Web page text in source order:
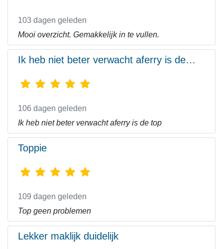
103 dagen geleden
Mooi overzicht. Gemakkelijk in te vullen.
Ik heb niet beter verwacht aferry is de…
106 dagen geleden
Ik heb niet beter verwacht aferry is de top
Toppie
109 dagen geleden
Top geen problemen
Lekker maklijk duidelijk